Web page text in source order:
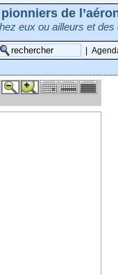
de
eux ou ailleurs et